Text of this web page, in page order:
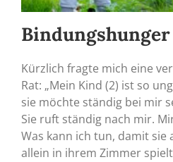
Bindungshunger
Kürzlich fragte mich eine
Rat: „Mein Kind (2) ist so
sie möchte ständig bei mir
Sie ruft ständig nach mir.
Was kann ich tun, damit sie
allein in ihrem Zimmer